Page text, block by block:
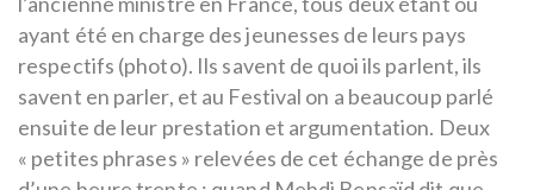
ayant été en charge des jeunesses de leurs pays
respectifs (photo). Ils savent de quoi ils parlent, ils
savent en parler, et au Festival on a beaucoup parlé
ensuite de leur prestation et argumentation. Deux
« petites phrases » relevées de cet échange de près